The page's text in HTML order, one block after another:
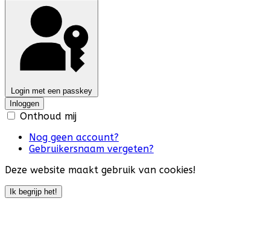
Login met een passkey
Inloggen
Onthoud mij
Nog geen account?
Gebruikersnaam vergeten?
Deze website maakt gebruik van cookies!
Ik begrijp het!